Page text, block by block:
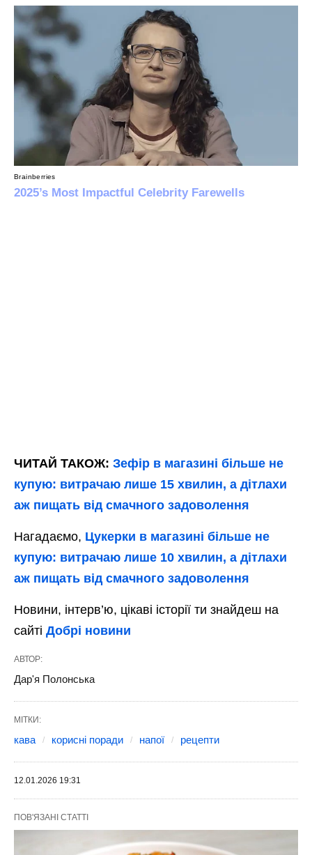
ЧИТАЙ ТАКОЖ: Зефір в магазині більше не
купую: витрачаю лише 15 хвилин, а дітлахи
аж пищать від смачного задоволення
Нагадаємо, Цукерки в магазині більше не
купую: витрачаю лише 10 хвилин, а дітлахи
аж пищать від смачного задоволення
Новини, інтерв’ю, цікаві історії ти знайдеш на
сайті Добрі новини
АВТОР:
Дар'я Полонська
МІТКИ:
кава корисні поради напої рецепти
12.01.2026 19:31
ПОВ'ЯЗАНІ СТАТТІ